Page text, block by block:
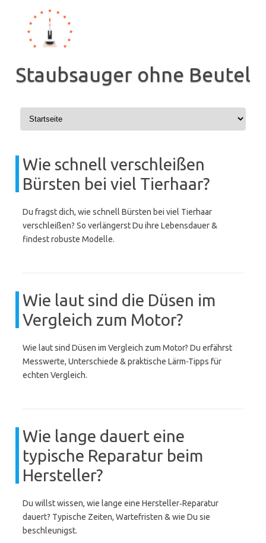
springen
Staubsauger ohne Beutel
Wie schnell verschleißen
Bürsten bei viel Tierhaar?
Du fragst dich, wie schnell Bürsten bei viel Tierhaar
verschleißen? So verlängerst Du ihre Lebensdauer &
findest robuste Modelle.
Wie laut sind die Düsen im
Vergleich zum Motor?
Wie laut sind Düsen im Vergleich zum Motor? Du erfährst
Messwerte, Unterschiede & praktische Lärm-Tipps für
echten Vergleich.
Wie lange dauert eine
typische Reparatur beim
Hersteller?
Du willst wissen, wie lange eine Hersteller‑Reparatur
dauert? Typische Zeiten, Wartefristen & wie Du sie
beschleunigst.